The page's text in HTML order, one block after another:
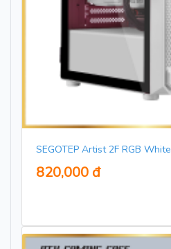
SEGOTEP Artist 2F RGB White
820,000 đ